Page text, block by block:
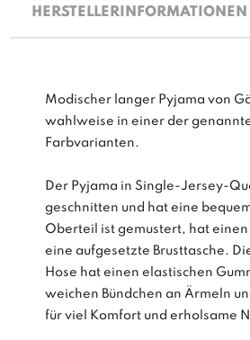
HERSTELLERINFORMATIONEN
Modischer langer Pyjama von
wahlweise in einer der
Farbvarianten.
Der Pyjama in Single-Jersey-
geschnitten und hat eine
Oberteil ist gemustert, hat einen
eine aufgesetzte Brusttasche.
Hose hat einen elastischen
weichen Bündchen an Ärmeln
für viel Komfort und erholsame